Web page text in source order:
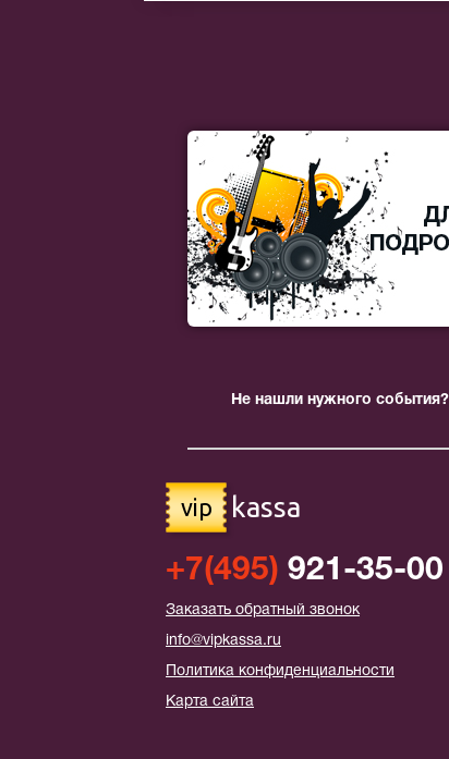
Не нашли нужного события?
vip kassa
+7(495) 921-35-00
Заказать обратный звонок
info@vipkassa.ru
Политика конфиденциальности
Карта сайта